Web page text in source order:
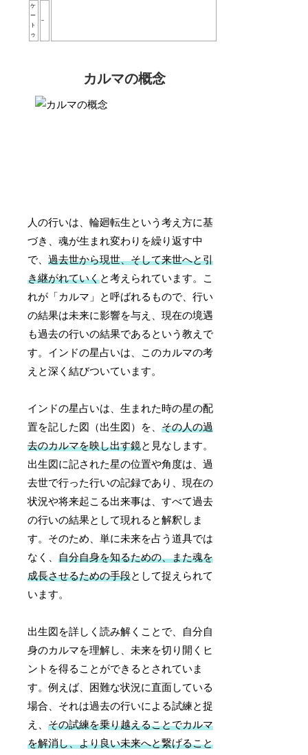
ケ
ー
ト
ゥ
–
カルマの概念
人の行いは、輪廻転生という考え方に基
づき、魂が生まれ変わりを繰り返す中
で、過去世から現世、そして来世へと引
き継がれていくと考えられています。こ
れが「カルマ」と呼ばれるもので、行い
の結果は未来に影響を与え、現在の境遇
も過去の行いの結果であるという教えで
す。インドの星占いは、このカルマの考
えと深く結びついています。
インドの星占いは、生まれた時の星の配
置を記した図（出生図）を、その人の過
去のカルマを映し出す鏡と見なします。
出生図に記された星の位置や角度は、過
去世で行った行いの記録であり、現在の
状況や将来起こる出来事は、すべて過去
の行いの結果として現れると解釈しま
す。そのため、単に未来を占う道具では
なく、自分自身を知るための、また魂を
成長させるための手段として捉えられて
います。
出生図を詳しく読み解くことで、自分自
身のカルマを理解し、未来を切り開くヒ
ントを得ることができるとされていま
す。例えば、困難な状況に直面している
場合、それは過去の行いによる試練と捉
え、その試練を乗り越えることでカルマ
を解消し、より良い未来へと繋げること